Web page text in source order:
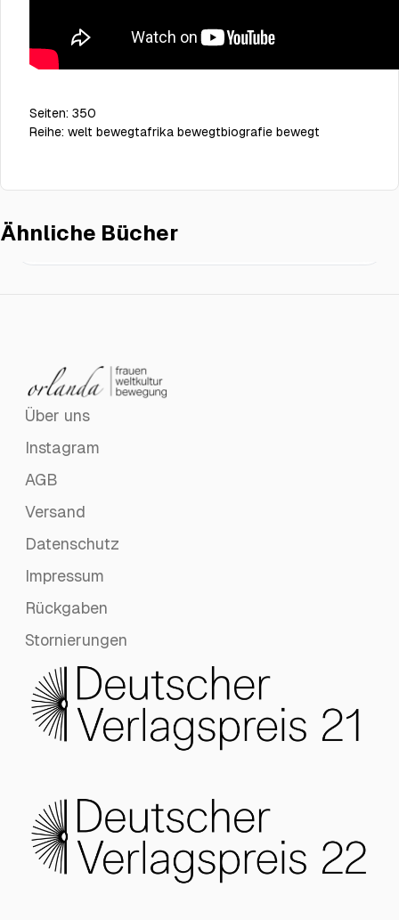
Seiten: 350
Reihe: welt bewegtafrika bewegtbiografie bewegt
Ähnliche Bücher
Über uns
Instagram
AGB
Versand
Datenschutz
Impressum
Rückgaben
Stornierungen